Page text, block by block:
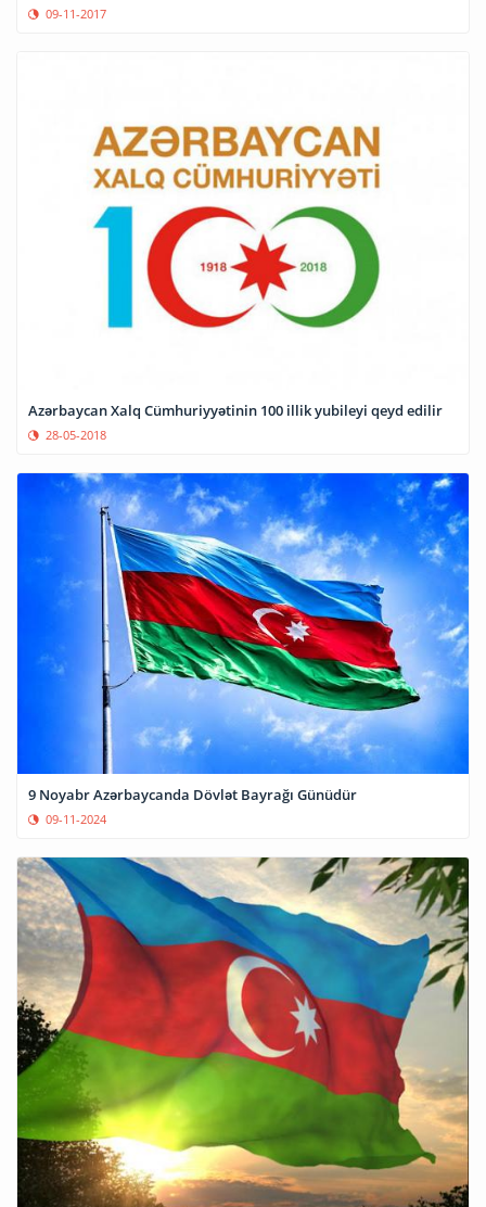
09-11-2017
Azərbaycan Xalq Cümhuriyyətinin 100 illik yubileyi qeyd edilir
28-05-2018
9 Noyabr Azərbaycanda Dövlət Bayrağı Günüdür
09-11-2024